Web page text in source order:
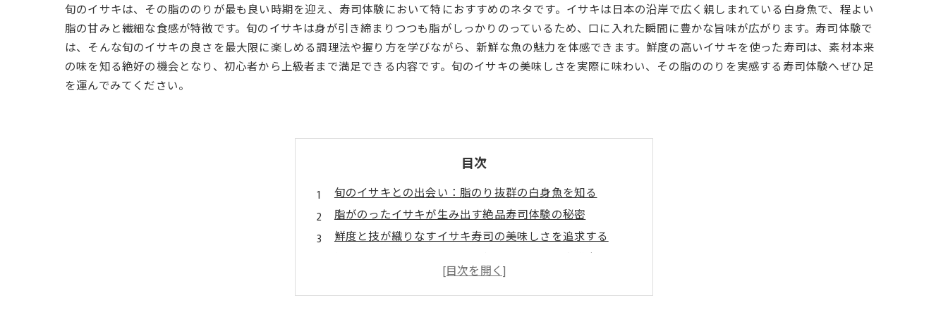
旬のイサキは、その脂ののりが最も良い時期を迎え、寿司体験において特におすすめのネタです。イサキは日本の沿岸で広く親しまれている白身魚で、程よい
脂の甘みと繊細な食感が特徴です。旬のイサキは身が引き締まりつつも脂がしっかりのっているため、口に入れた瞬間に豊かな旨味が広がります。寿司体験で
は、そんな旬のイサキの良さを最大限に楽しめる調理法や握り方を学びながら、新鮮な魚の魅力を体感できます。鮮度の高いイサキを使った寿司は、素材本来
の味を知る絶好の機会となり、初心者から上級者まで満足できる内容です。旬のイサキの美味しさを実際に味わい、その脂ののりを実感する寿司体験へぜひ足
を運んでみてください。
目次
旬のイサキとの出会い：脂のり抜群の白身魚を知る
脂がのったイサキが生み出す絶品寿司体験の秘密
鮮度と技が織りなすイサキ寿司の美味しさを追求する
初心者からプロまで楽しめる旬イサキの握り方講座
口の中で広がる脂の甘み！旬イサキ寿司の醍醐味を味わう
寿司体験後の感想：旬のイサキがもたらす感動とは？